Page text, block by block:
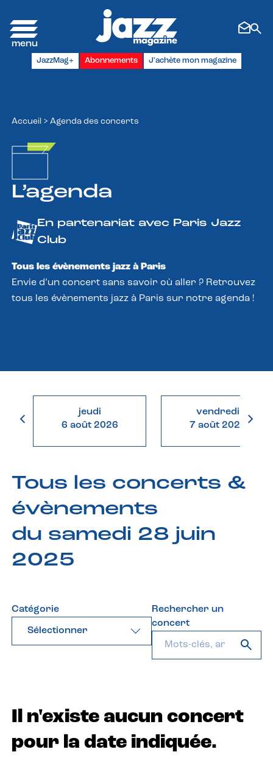
JazzMag+ Abonnements J'achète mon magazine
Accueil > Agenda des concerts
L’agenda
En partenariat avec Paris Jazz
Club
Tous les évènements jazz à Paris
Envie d’un concert sans savoir où aller ? Retrouvez
tous les évènements jazz à Paris sur notre agenda !
jeudi
6 août 2026
vendredi
7 août 2026
Tous les concerts &
évènements
du samedi 28 juin
2025
Catégorie
Sélectionner
Rechercher un
concert
Il n'existe aucun concert
pour la date indiquée.